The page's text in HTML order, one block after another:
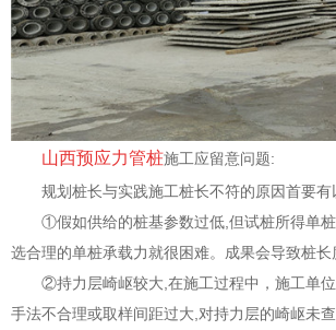
山西预应力管桩施工应留意问题:
规划桩长与实践施工桩长不符的原因首要有
①假如供给的桩基参数过低,但试桩所得单
选合理的单桩承载力就很困难。成果会导致桩长
②持力层崎岖较大,在施工过程中，施工单
手法不合理或取样间距过大,对持力层的崎岖未